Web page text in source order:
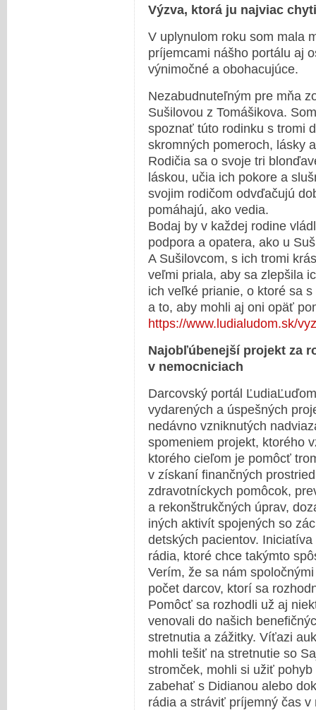
Výzva, ktorá ju najviac
V uplynulom roku som mala
príjemcami nášho portálu aj
výnimočné a obohacujúce.
Nezabudnuteľným pre mňa
Sušilovou z Tomášikova.
spoznať túto rodinku s tromi
skromných pomeroch, lásky
Rodičia sa o svoje tri
láskou, učia ich pokore a
svojim rodičom odvďačujú
pomáhajú, ako vedia.
Bodaj by v každej rodine
podpora a opatera, ako u
A Sušilovcom, s ich tromi
veľmi priala, aby sa zlepšila
ich veľké prianie, o ktoré sa
a to, aby mohli aj oni opäť
https://www.ludialudom.sk/
Najobľúbenejší projekt za
v nemocniciach
Darcovský portál
vydarených a úspešných
nedávno vzniknutých
spomeniem projekt, ktorého
ktorého cieľom je pomôcť
v získaní finančných
zdravotníckych pomôcok,
a rekonštrukčných úprav,
iných aktivít spojených so
detských pacientov.
rádia, ktoré chce takýmto
Verím, že sa nám
počet darcov, ktorí sa
Pomôcť sa rozhodli už aj
venovali do našich
stretnutia a zážitky. Víťazi
mohli tešiť na stretnutie so
stromček, mohli si užiť
zabehať s Didianou alebo
rádia a stráviť príjemný čas